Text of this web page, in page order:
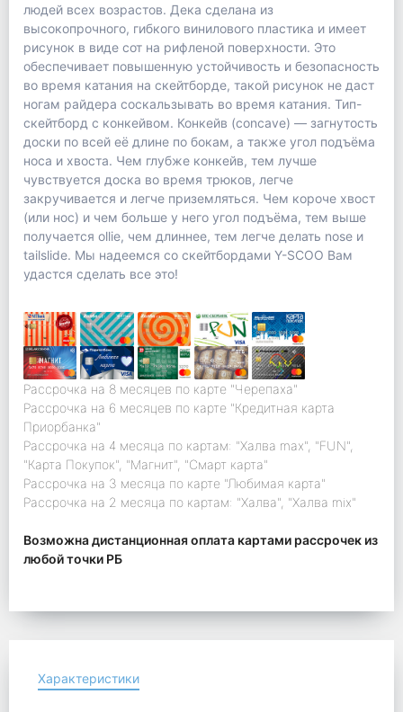
людей всех возрастов. Дека сделана из
высокопрочного, гибкого винилового пластика и имеет
рисунок в виде сот на рифленой поверхности. Это
обеспечивает повышенную устойчивость и безопасность
во время катания на скейтборде, такой рисунок не даст
ногам райдера соскальзывать во время катания. Тип-
скейтборд с конкейвом. Конкейв (concave) — загнутость
доски по всей её длине по бокам, а также угол подъёма
носа и хвоста. Чем глубже конкейв, тем лучше
чувствуется доска во время трюков, легче
закручивается и легче приземляться. Чем короче хвост
(или нос) и чем больше у него угол подъёма, тем выше
получается ollie, чем длиннее, тем легче делать nose и
tailslide. Мы надеемся со скейтбордами Y-SCOO Вам
удастся сделать все это!
Рассрочка на 8 месяцев по карте "Черепаха"
Рассрочка на 6 месяцев по карте "Кредитная карта
Приорбанка"
Рассрочка на 4 месяца по картам: "Халва max", "FUN",
"Карта Покупок", "Магнит", "Смарт карта"
Рассрочка на 3 месяца по карте "Любимая карта"
Рассрочка на 2 месяца по картам: "Халва", "Халва mix"
Возможна дистанционная оплата картами рассрочек из
любой точки РБ
Характеристики